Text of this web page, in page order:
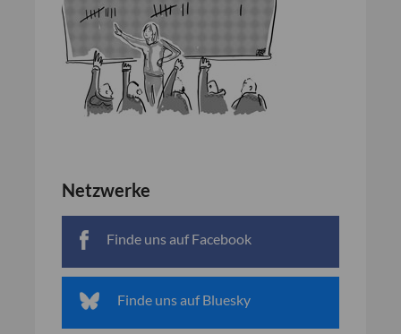
Netzwerke
Finde uns auf Facebook
Finde uns auf Bluesky